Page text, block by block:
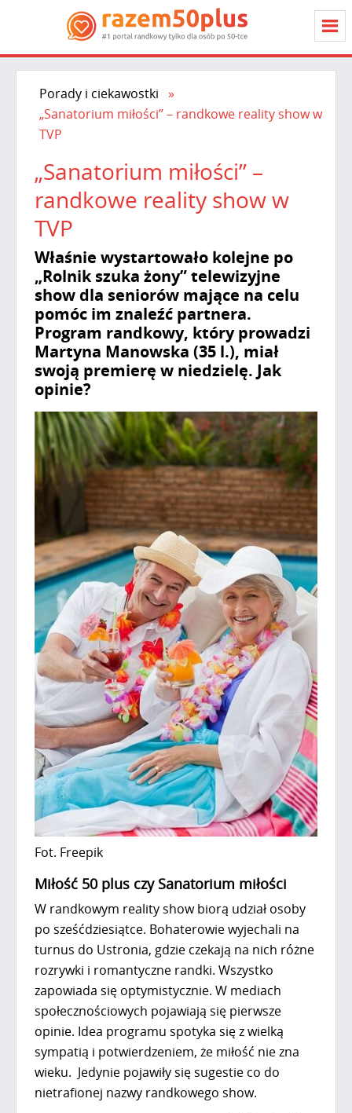
Porady i ciekawostki
„Sanatorium miłości” – randkowe reality show w
TVP
„Sanatorium miłości” –
randkowe reality show w
TVP
Właśnie wystartowało kolejne po
„Rolnik szuka żony” telewizyjne
show dla seniorów mające na celu
pomóc im znaleźć partnera.
Program randkowy, który prowadzi
Martyna Manowska (35 l.), miał
swoją premierę w niedzielę. Jak
opinie?
Fot. Freepik
Miłość 50 plus czy Sanatorium miłości
W randkowym reality show biorą udział osoby
po sześćdziesiątce. Bohaterowie wyjechali na
turnus do Ustronia, gdzie czekają na nich różne
rozrywki i romantyczne randki. Wszystko
zapowiada się optymistycznie. W mediach
społecznościowych pojawiają się pierwsze
opinie. Idea programu spotyka się z wielką
sympatią i potwierdzeniem, że miłość nie zna
wieku. Jedynie pojawiły się sugestie co do
nietrafionej nazwy randkowego show.